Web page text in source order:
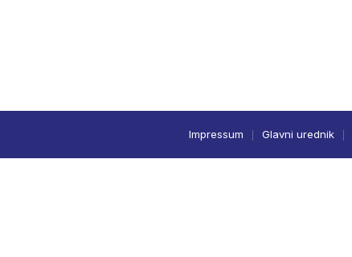
Impressum Glavni urednik